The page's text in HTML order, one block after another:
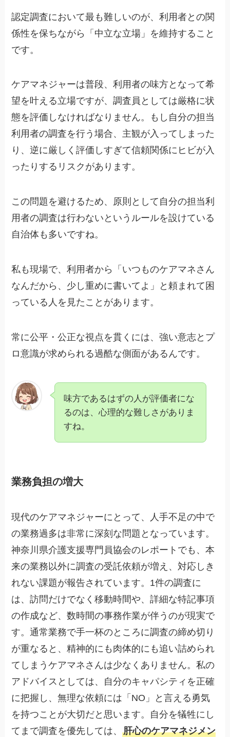
認定調査において最も難しいのが、利用者との関
係性を保ちながら「中立な立場」を維持すること
です。
ケアマネジャーは普段、利用者の味方となって希
望を叶える立場ですが、調査員としては厳格に状
態を評価しなければなりません。もし自分の担当
利用者の調査を行う場合、主観が入ってしまった
り、逆に厳しく評価しすぎて信頼関係にヒビが入
ったりするリスクがあります。
この問題を避けるため、原則として自分の担当利
用者の調査は行わないというルールを設けている
自治体も多いですね。
私も現場で、利用者から「いつものケアマネさん
なんだから、少し重めに書いてよ」と頼まれて困
っている人を見たことがあります。
常に公平・公正な視点を貫くには、強い意志とプ
ロ意識が求められる過酷な側面があるんです。
味方であるはずの人が評価者にな
るのは、心理的な難しさがありま
すね。
業務負担の増大
現代のケアマネジャーにとって、人手不足の中で
の業務過多は非常に深刻な問題となっています。
神奈川県介護支援専門員協会のレポートでも、本
来の業務以外に調査の受託依頼が増え、対応しき
れない課題が報告されています。1件の調査に
は、訪問だけでなく移動時間や、詳細な特記事項
の作成など、数時間の事務作業が伴うのが現実で
す。通常業務で手一杯のところに調査の締め切り
が重なると、精神的にも肉体的にも追い詰められ
てしまうケアマネさんは少なくありません。私の
アドバイスとしては、自分のキャパシティを正確
に把握し、無理な依頼には「NO」と言える勇気
を持つことが大切だと思います。自分を犠牲にし
てまで調査を優先しては、肝心のケアマネジメン